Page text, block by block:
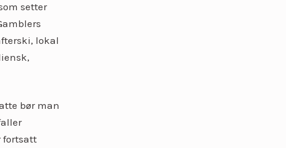
setter
lokal
bør man
fortsatt